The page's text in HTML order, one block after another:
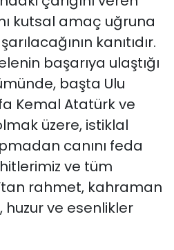
kutsal amaç uğruna
kanıtıdır.
başarıya ulaştığı
başta Ulu
Kemal Atatürk ve
üzere, istiklal
canını feda
ve tüm
rahmet, kahraman
huzur ve esenlikler